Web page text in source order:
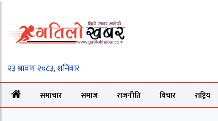
समाचार समाज राजनीति विचार राष्ट्रिय